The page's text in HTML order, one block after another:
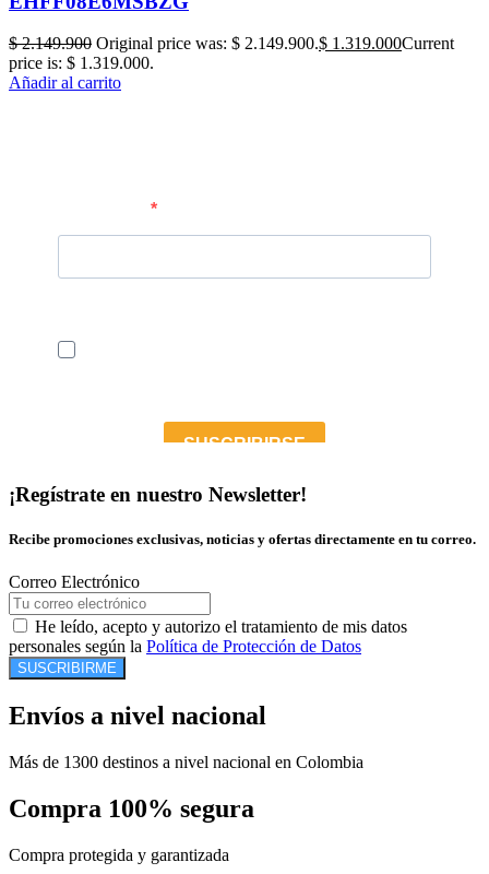
$2.149.900 Original price was: $ 2.149.900.$ 1.319.000Current
price is: $ 1.319.000.
Añadir al carrito
¡Regístrate en nuestro Newsletter!
Recibe promociones exclusivas, noticias y ofertas directamente en tu correo.
Correo Electrónico
He leído, acepto y autorizo el tratamiento de mis datos
personales según la Política de Protección de Datos
SUSCRIBIRME
Envíos a nivel nacional
Más de 1300 destinos a nivel nacional en Colombia
Compra 100% segura
Compra protegida y garantizada